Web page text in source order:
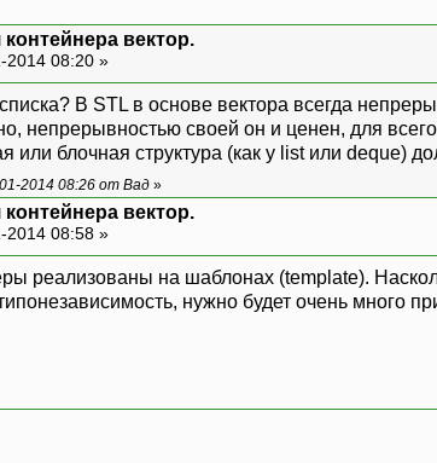
контейнера вектор.
2014 08:20 »
В STL в основе вектора всегда
непрерывностью своей он и ценен, для всего
или блочная структура (как у list или
2014 08:26 от Вад »
контейнера вектор.
2014 08:58 »
реализованы на шаблонах (template).
нужно будет очень много